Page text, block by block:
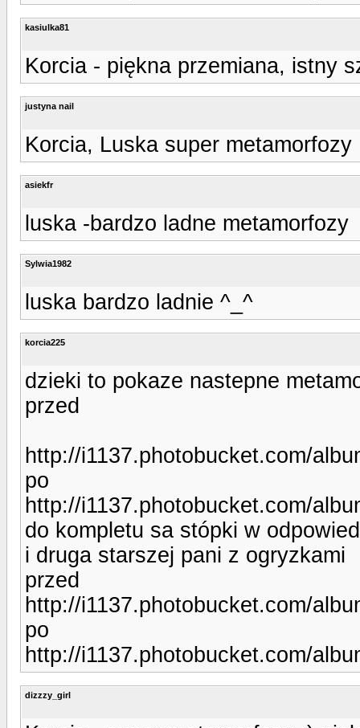
kasiulka81
Korcia - piękna przemiana, istny
justyna nail
Korcia, Luska super metamorfozy
asiekfr
luska -bardzo ladne metamorfozy
Sylwia1982
luska bardzo ladnie ^_^
korcia225
dzieki to pokaze nastepne
przed
http://i1137.photobucket.com/
po
http://i1137.photobucket.com/
do kompletu sa stópki w
i druga starszej pani z ogryzkami
przed
http://i1137.photobucket.com/
po
http://i1137.photobucket.com/
dizzzy_girl